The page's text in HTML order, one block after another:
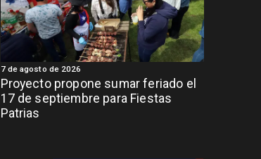
Proyecto propone sumar feriado el
17 de septiembre para Fiestas
Patrias
7 de agosto de 2026